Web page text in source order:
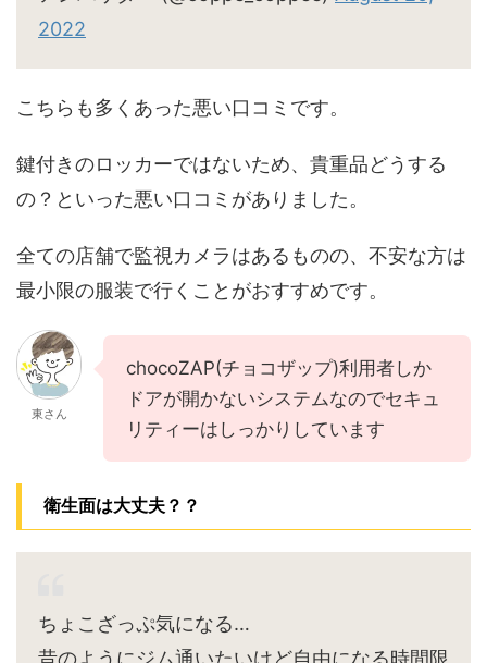
2022
こちらも多くあった悪い口コミです。
鍵付きのロッカーではないため、貴重品どうする
の？といった悪い口コミがありました。
全ての店舗で監視カメラはあるものの、不安な方は
最小限の服装で行くことがおすすめです。
東さん
chocoZAP(チョコザップ)利用者しか
ドアが開かないシステムなのでセキュ
リティーはしっかりしています
衛生面は大丈夫？？
ちょこざっぷ気になる…
昔のようにジム通いたいけど自由になる時間限